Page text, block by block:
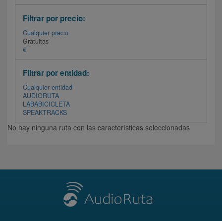
Filtrar por precio:
Cualquier precio
Gratuitas
€
Filtrar por entidad:
Cualquier entidad
AUDIORUTA
LABABICICLETA
SPEAKTRACKS
No hay ninguna ruta con las características seleccionadas